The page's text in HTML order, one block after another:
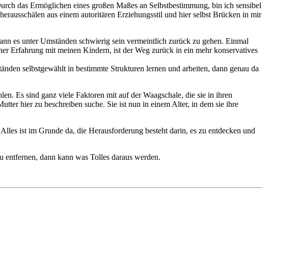
das Ermöglichen eines großen Maßes an Selbstbestimmung, bin ich sensibel
aus einem autoritären Erziehungsstil und hier selbst Brücken in mir
es unter Umständen schwierig sein vermeintlich zurück zu gehen. Einmal
Erfahrung mit meinen Kindern, ist der Weg zurück in ein mehr konservatives
selbstgewählt in bestimmte Strukturen lernen und arbeiten, dann genau da
Es sind ganz viele Faktoren mit auf der Waagschale, die sie in ihren
hier zu beschreiben suche. Sie ist nun in einem Alter, in dem sie ihre
ist im Grunde da, die Herausforderung besteht darin, es zu entdecken und
dann kann was Tolles daraus werden.